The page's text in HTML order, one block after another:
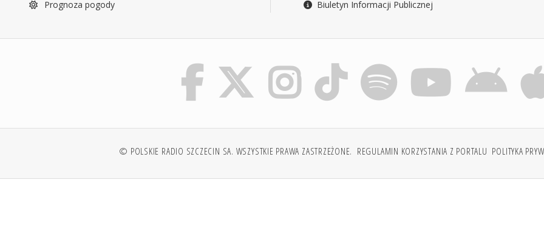
Prognoza pogody
Biuletyn Informacji Publicznej
© POLSKIE RADIO SZCZECIN SA. WSZYSTKIE PRAWA ZASTRZEŻONE. REGULAMIN KORZYSTANIA Z PORTALU POLITYKA